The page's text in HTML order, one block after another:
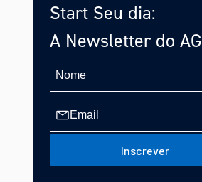
Start Seu dia:
A Newsletter do
Inscrever